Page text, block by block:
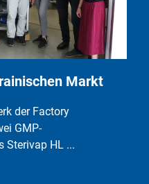
Markt
der Factory
GMP-
Sterivap HL ...